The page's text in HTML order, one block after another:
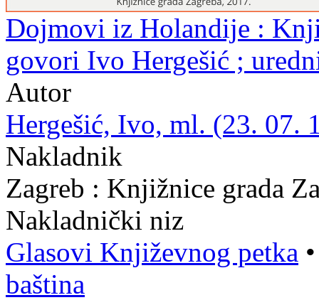
Dojmovi iz Holandije :
govori Ivo Hergešić ;
Autor
Hergešić, Ivo, ml. (23. 07.
Nakladnik
Zagreb : Knjižnice grada
Nakladnički niz
Glasovi Književnog petka
baština